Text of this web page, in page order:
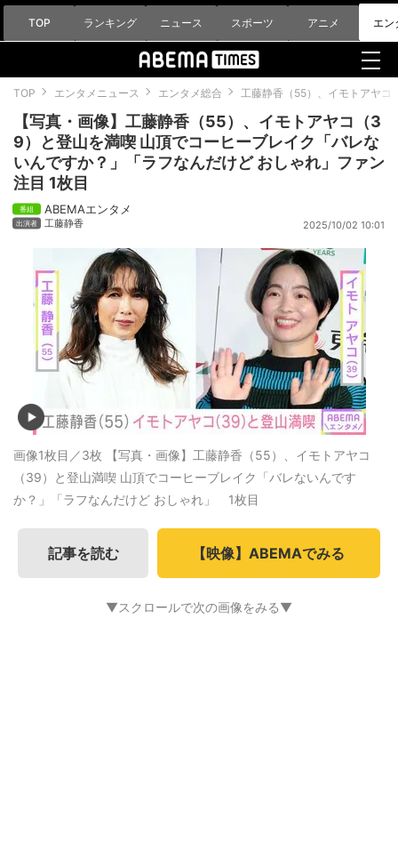
TOP ランキング ニュース スポーツ アニメ エン
TOP エンタメニュース エンタメ総合 工藤静香（55）、イモトアヤコ
【写真・画像】工藤静香（55）、イモトアヤコ（3
9）と登山を満喫 山頂でコーヒーブレイク「バレな
いんですか？」「ラフなんだけど おしゃれ」ファン
注目 1枚目
ABEMAエンタメ
工藤静香 2025/10/02 10:01
画像1枚目／3枚 【写真・画像】工藤静香（55）、イモトアヤコ
（39）と登山満喫 山頂でコーヒーブレイク「バレないんです
か？」「ラフなんだけど おしゃれ」 1枚目
記事を読む 【映像】ABEMAでみる
▼スクロールで次の画像をみる▼